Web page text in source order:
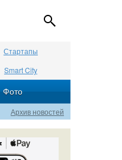
Стартапы
Smart City
Фото
Архив новостей